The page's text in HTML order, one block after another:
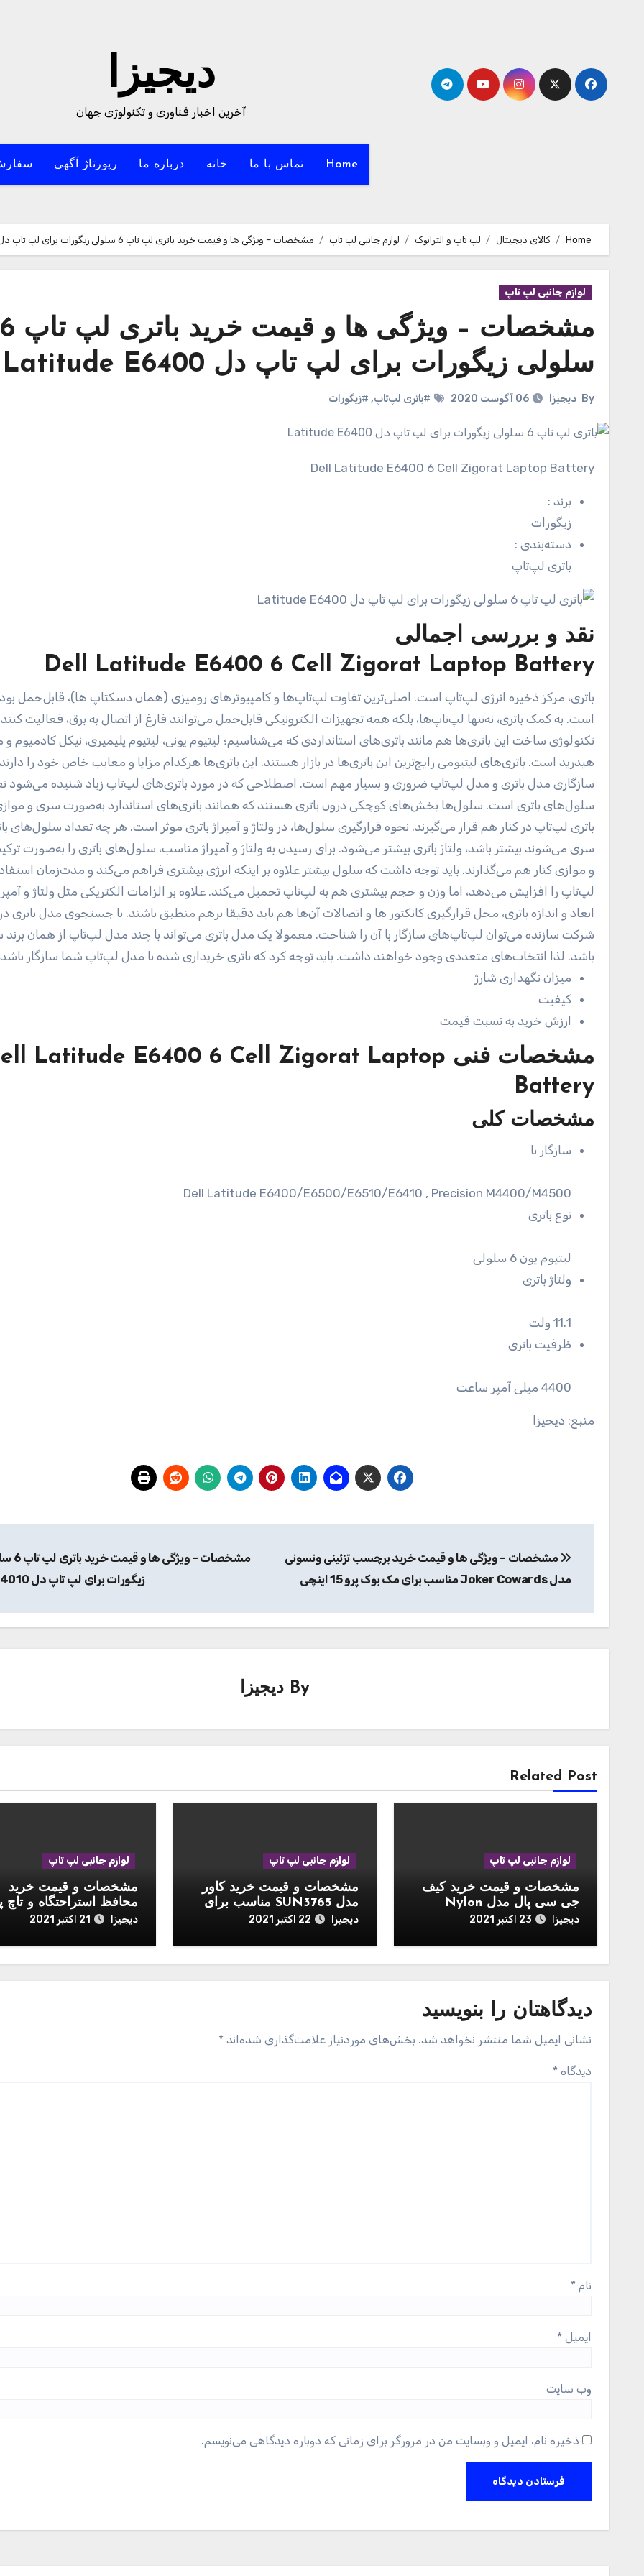
دیجیزا
آخرین اخبار فناوری و تکنولوژی جهان
Home تماس با ما خانه درباره ما رپورتاژ آگهی
Home کالای دیجیتال لپ تاپ و الترابوک لوازم جانبی لپ تاپ مشخصات – ویژگی ها و قیمت خرید باتری لپ تاپ 6 سلولی زیگورات برای لپ تاپ دل Latitude E6400
لوازم جانبی لپ تاپ
مشخصات – ویژگی ها و قیمت خرید باتری لپ تاپ 6
سلولی زیگورات برای لپ تاپ دل Latitude E6400
By دیجیزا 06 آگوست 2020 #باتری لپ‌تاپ, #زیگورات
Dell Latitude E6400 6 Cell Zigorat Laptop Battery
برند :
زیگورات
دسته‌بندی :
باتری لپ‌تاپ
نقد و بررسی اجمالی
Dell Latitude E6400 6 Cell Zigorat Laptop Battery
باتری، مرکز ذخیره انرژی لپ‌تاپ است. اصلی‌ترین تفاوت لپ‌تاپ‌ها و کامپیوترهای رومیزی (همان دسکتاپ ها)، قابل‌حمل
است. به کمک باتری، نه‌تنها لپ‌تاپ‌ها، بلکه همه تجهیزات الکترونیکی قابل‌حمل می‌توانند فارغ از اتصال به برق، فعالیت
تکنولوژی ساخت این باتری‌ها هم مانند باتری‌های استانداردی که می‌شناسیم؛ لیتیوم یونی، لیتیوم پلیمیری، نیکل کادمیوم و
هیدرید است. باتری‌های لیتیومی رایج‌ترین این باتری‌ها در بازار هستند. این باتری‌ها هرکدام مزایا و معایب خاص خود را
سازگاری مدل باتری و مدل لپ‌تاپ ضروری و بسیار مهم است. اصطلاحی که در مورد باتری‌های لپ‌تاپ زیاد شنیده می‌شود
سلول‌های باتری است. سلول‌ها بخش‌های کوچکی درون باتری هستند که همانند باتری‌های استاندارد به‌صورت سری و
باتری لپ‌تاپ در کنار هم قرار می‌گیرند. نحوه قرارگیری سلول‌ها، در ولتاژ و آمپراژ باتری موثر است. هر چه تعداد سلول‌های
سری می‌شوند بیشتر باشد، ولتاژ باتری بیشتر می‌شود. برای رسیدن به ولتاژ و آمپراژ مناسب، سلول‌های باتری را به‌صورت
و موازی کنار هم می‌گذارند. باید توجه داشت که سلول بیشتر علاوه بر اینکه انرژی بیشتری فراهم می‌کند و مدت‌زمان
لپ‌تاپ را افزایش می‌دهد، اما وزن و حجم بیشتری هم به لپ‌تاپ تحمیل می‌کند. علاوه بر الزامات الکتریکی مثل ولتاژ و آمپر
ابعاد و اندازه باتری، محل قرارگیری کانکتور ها و اتصالات آن‌ها هم باید دقیقا برهم منطبق باشند. با جستجوی مدل باتری
شرکت سازنده می‌توان لپ‌تاپ‌های سازگار با آن را شناخت. معمولا یک مدل باتری می‌تواند با چند مدل لپ‌تاپ از همان برند
باشد. لذا انتخاب‌های متعددی وجود خواهند داشت. باید توجه کرد که باتری خریداری شده با مدل لپ‌تاپ شما سازگار
میزان نگهداری شارژ
کیفیت
ارزش خرید به نسبت قیمت
مشخصات فنی Latitude E6400 6 Cell Zigorat Laptop
Battery
مشخصات کلی
سازگار با
Dell Latitude E6400/E6500/E6510/E6410 , Precision M4400/M4500
نوع باتری
لیتیوم یون 6 سلولی
ولتاژ باتری
11.1 ولت
ظرفیت باتری
4400 میلی آمپر ساعت
منبع: دیجیزا
نوشتهمشخصات – ویژگی ها و قیمت خرید برچسب تزئینی ونسونی
مدل Joker Cowards مناسب برای مک بوک پرو 15 اینچی
مشخصات –
زیگورات برای لپ تاپ دل N4010
By دیجیزا
Related Post
لوازم جانبی لپ تاپ
مشخصات و قیمت خرید کیف
جی سی پال مدل Nylon
Business مناسب برای لپ تاپ
دیجیزا 23 اکتبر 2021
لوازم جانبی لپ تاپ
مشخصات و قیمت خرید کاور
مدل SUN3765 مناسب برای
مک بوک ایر 13 اینچی 2020
دیجیزا 22 اکتبر 2021
لوازم جانبی لپ تاپ
مشخصات و قیمت خرید
محافظ استراحتگاه و تاچ
موشی مدل Palmguard
دیجیزا 21 اکتبر 2021
دیدگاهتان را بنویسید
نشانی ایمیل شما منتشر نخواهد شد. بخش‌های موردنیاز علامت‌گذاری شده‌اند *
دیدگاه *
نام *
ایمیل *
وب‌ سایت
ذخیره نام، ایمیل و وبسایت من در مرورگر برای زمانی که دوباره دیدگاهی می‌نویسم.